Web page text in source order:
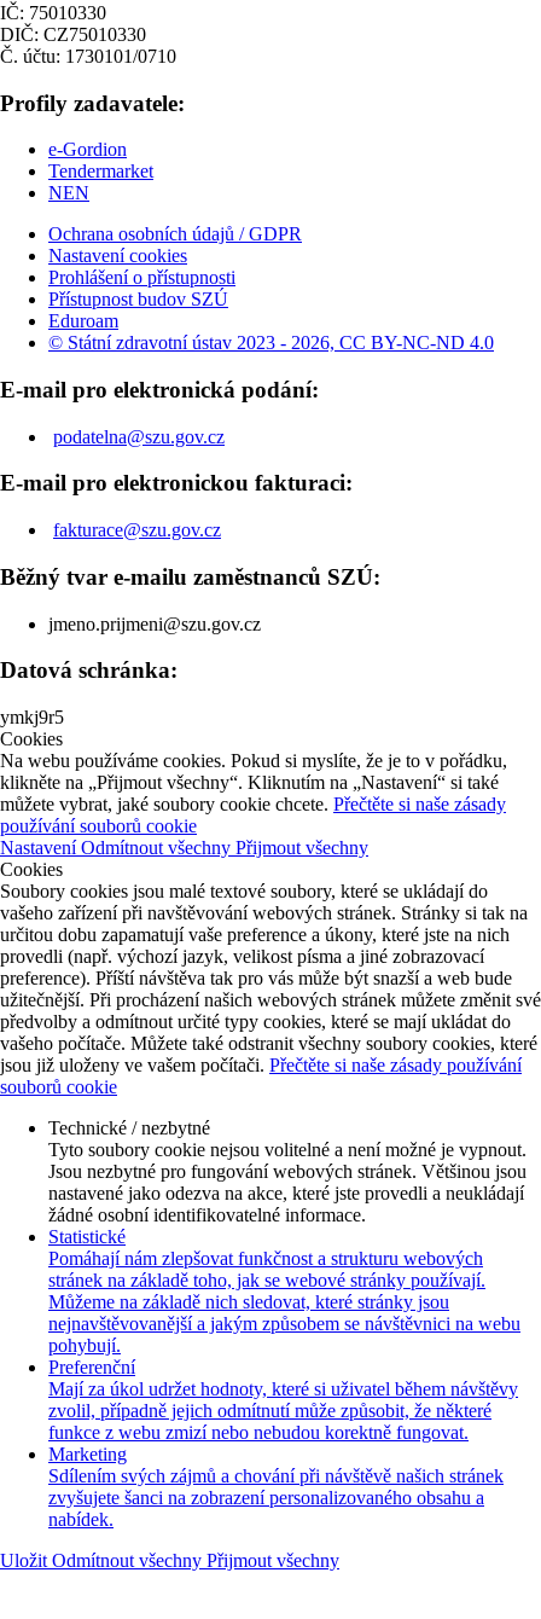
IČ: 75010330
DIČ: CZ75010330
Č. účtu: 1730101/0710
Profily zadavatele:
e-Gordion
Tendermarket
NEN
Ochrana osobních údajů / GDPR
Nastavení cookies
Prohlášení o přístupnosti
Přístupnost budov SZÚ
Eduroam
© Státní zdravotní ústav 2023 - 2026, CC BY-NC-ND 4.0
E-mail pro elektronická podání:
podatelna@szu.gov.cz
E-mail pro elektronickou fakturaci:
fakturace@szu.gov.cz
Běžný tvar e-mailu zaměstnanců SZÚ:
jmeno.prijmeni@szu.gov.cz
Datová schránka:
ymkj9r5
Cookies
Na webu používáme cookies. Pokud si myslíte, že je to v pořádku,
klikněte na „Přijmout všechny“. Kliknutím na „Nastavení“ si také
můžete vybrat, jaké soubory cookie chcete. Přečtěte si naše zásady
používání souborů cookie
NastaveníOdmítnout všechny Přijmout všechny
Cookies
Soubory cookies jsou malé textové soubory, které se ukládají do
vašeho zařízení při navštěvování webových stránek. Stránky si tak na
určitou dobu zapamatují vaše preference a úkony, které jste na nich
provedli (např. výchozí jazyk, velikost písma a jiné zobrazovací
preference). Příští návštěva tak pro vás může být snazší a web bude
užitečnější. Při procházení našich webových stránek můžete změnit své
předvolby a odmítnout určité typy cookies, které se mají ukládat do
vašeho počítače. Můžete také odstranit všechny soubory cookies, které
jsou již uloženy ve vašem počítači. Přečtěte si naše zásady používání
souborů cookie
Technické / nezbytné
Tyto soubory cookie nejsou volitelné a není možné je vypnout.
Jsou nezbytné pro fungování webových stránek. Většinou jsou
nastavené jako odezva na akce, které jste provedli a neukládají
žádné osobní identifikovatelné informace.
Statistické
Pomáhají nám zlepšovat funkčnost a strukturu webových
stránek na základě toho, jak se webové stránky používají.
Můžeme na základě nich sledovat, které stránky jsou
nejnavštěvovanější a jakým způsobem se návštěvnici na webu
pohybují.
Preferenční
Mají za úkol udržet hodnoty, které si uživatel během návštěvy
zvolil, případně jejich odmítnutí může způsobit, že některé
funkce z webu zmizí nebo nebudou korektně fungovat.
Marketing
Sdílením svých zájmů a chování při návštěvě našich stránek
zvyšujete šanci na zobrazení personalizovaného obsahu a
nabídek.
Uložit Odmítnout všechny Přijmout všechny